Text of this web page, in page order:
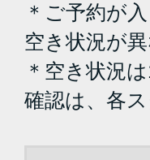
＊ご予約が
空き状況が
＊空き状況
確認は、各